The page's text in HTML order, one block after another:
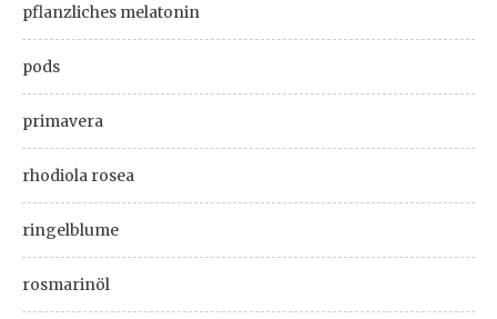
pflanzliches melatonin
pods
primavera
rhodiola rosea
ringelblume
rosmarinöl